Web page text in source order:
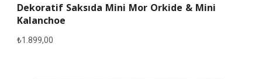
Dekoratif Saksıda Mini Mor Orkide & Mini
Kalanchoe
₺1.899,00